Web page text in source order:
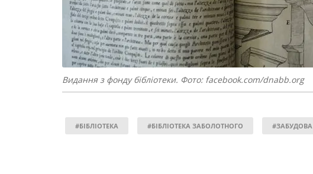
Видання з фонду бібліотеки. Фото: facebook.com/dnabb.org
#БІБЛІОТЕКА #БІБЛІОТЕКА ЗАБОЛОТНОГО #ЗАБУДОВА